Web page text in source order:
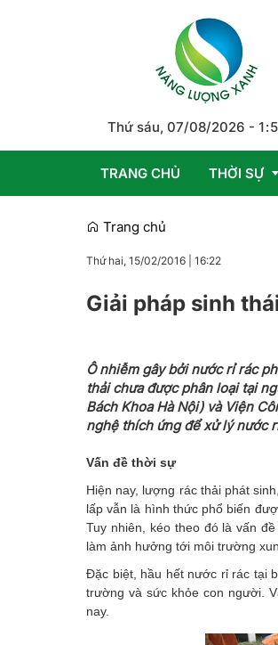
Thứ sáu, 07/08/2026 - 1:
TRANG CHỦ THỜI SỰ
Trong nước
Quốc tế
Trang chủ
Thứ hai, 15/02/2016 16:22
Giải pháp sinh
Ô nhiễm gây bởi nước rỉ rác
thải chưa được phân loại tại
Bách Khoa Hà Nội) và Viện
nghệ thích ứng để xử lý nước
Vấn đề thời sự
Hiện nay, lượng rác thải phát
lấp vẫn là hình thức phổ biến
Tuy nhiên, kéo theo đó là vấn
làm ảnh hưởng tới môi trường
Đặc biệt, hầu hết nước rỉ rác tại
trường và sức khỏe con người.
nay.